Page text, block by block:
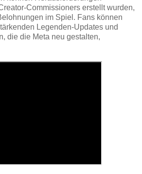
Commissioners erstellt wurden,
im Spiel. Fans können
Legenden-Updates und
die die Meta neu gestalten,